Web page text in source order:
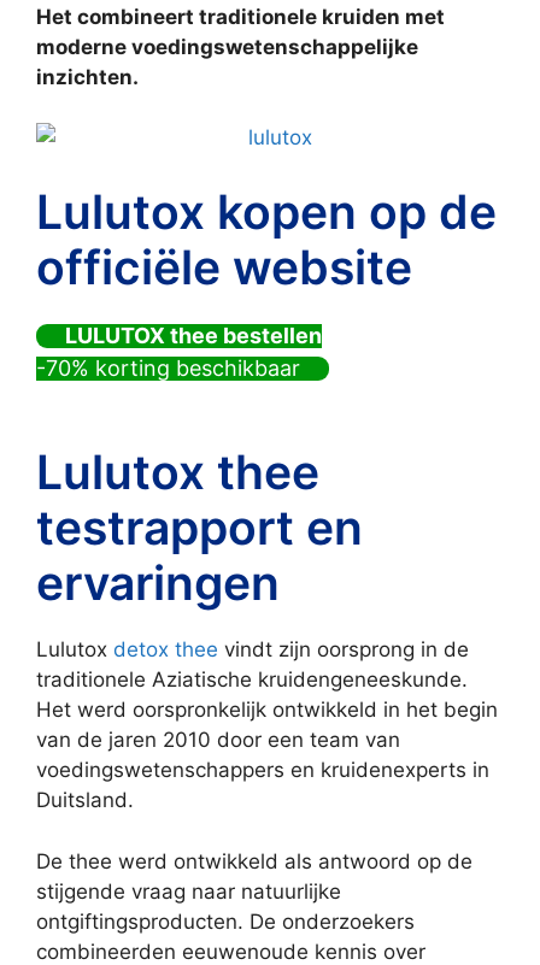
Het combineert traditionele kruiden met
moderne voedingswetenschappelijke
inzichten.
Lulutox kopen op de
officiële website
LULUTOX thee bestellen
-70% korting beschikbaar
Lulutox thee
testrapport en
ervaringen
Lulutox detox thee vindt zijn oorsprong in de
traditionele Aziatische kruidengeneeskunde.
Het werd oorspronkelijk ontwikkeld in het begin
van de jaren 2010 door een team van
voedingswetenschappers en kruidenexperts in
Duitsland.
De thee werd ontwikkeld als antwoord op de
stijgende vraag naar natuurlijke
ontgiftingsproducten. De onderzoekers
combineerden eeuwenoude kennis over